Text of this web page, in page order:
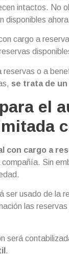
intactos. No
disponibles
cargo a
reservas o a
se trata de
el
con cargo a
Sin
ser usado de la
las
será
.